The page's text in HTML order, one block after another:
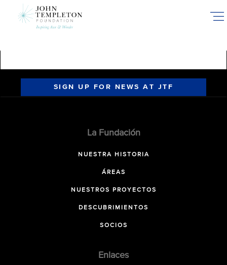
SIGN UP FOR NEWS AT JTF
La Fundación
NUESTRA HISTORIA
ÁREAS
NUESTROS PROYECTOS
DESCUBRIMIENTOS
SOCIOS
Enlaces